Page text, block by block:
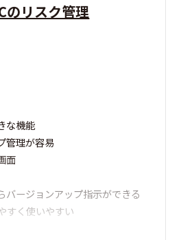
のリスク管理
な機能
管理が容易
面
バージョンアップ指示ができる
すく使いやすい